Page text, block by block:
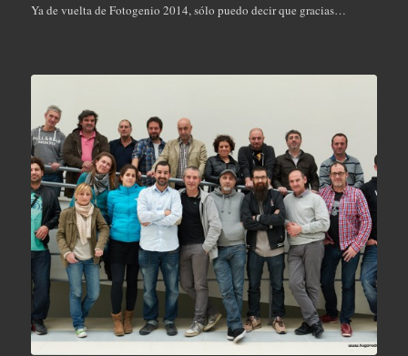
Ya de vuelta de Fotogenio 2014, sólo puedo decir que gracias…